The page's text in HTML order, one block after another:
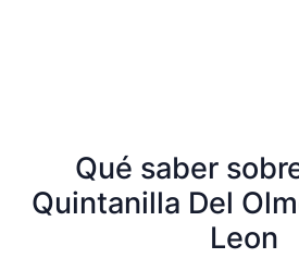
Qué saber
Quintanilla Del
Leon